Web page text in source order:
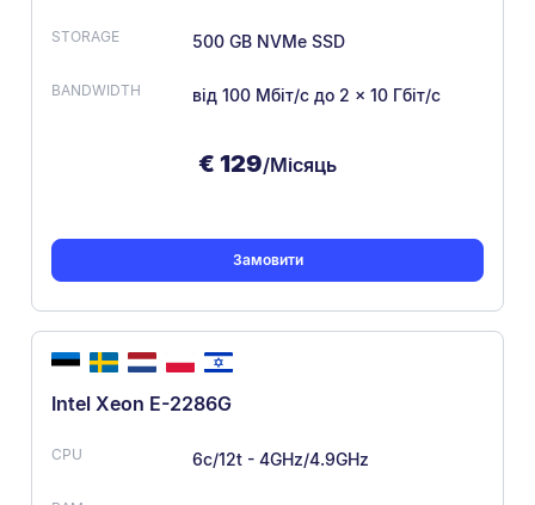
500 GB NVMe SSD
від 100 Мбіт/с до 2 × 10 Гбіт/с
€ 129/Місяць
Замовити
Intel Xeon E-2286G
6c/12t - 4GHz/4.9GHz